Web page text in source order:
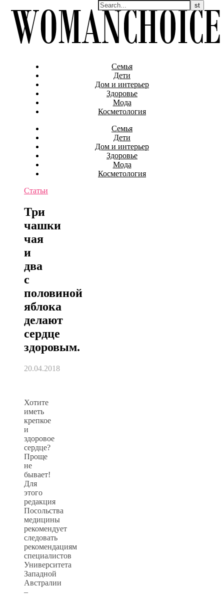
Семья
Дети
Дом и интерьер
Здоровье
Мода
Косметология
Семья
Дети
Дом и интерьер
Здоровье
Мода
Косметология
Статьи
Три
чашки
чая
и
два
с
половиной
яблока
делают
сердце
здоровым.
20.04.2018
Хотите
иметь
крепкое
и
здоровое
сердце?
Проще
не
бывает!
Для
этого
редакция
Посольства
медицины
рекомендует
следовать
рекомендациям
специалистов
Университета
Западной
Австралии
–